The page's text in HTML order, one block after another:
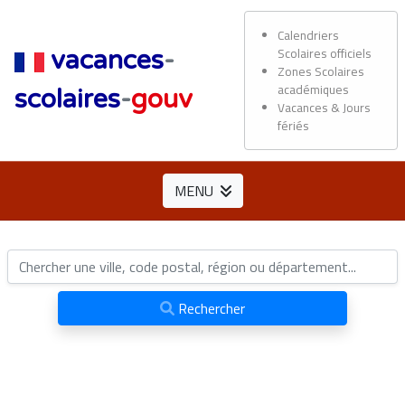
vacances-
scolaires-gouv
Calendriers
Scolaires officiels
Zones Scolaires
académiques
Vacances & Jours
fériés
MENU
Rechercher